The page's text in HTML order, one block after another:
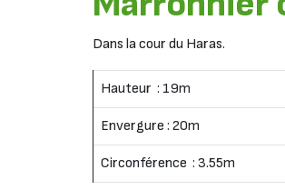
Dans la cour du Haras.
Hauteur : 19m
Envergure : 20m
Circonférence : 3.55m